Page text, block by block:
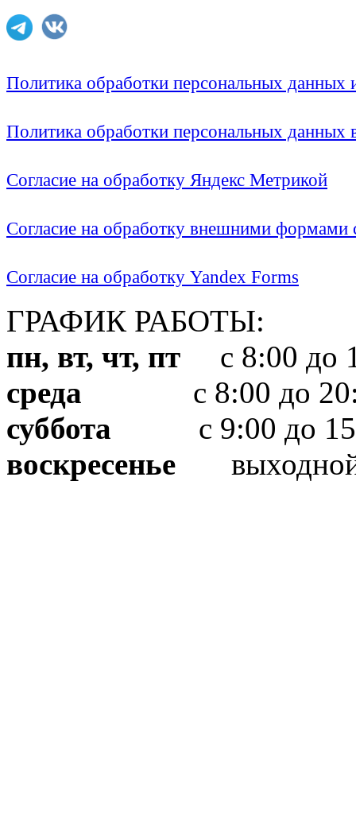
Политика обработки персональных
Политика обработки персональных
Согласие на обработку Яндекс Метрикой
Согласие на обработку внешними формами
Согласие на обработку Yandex Forms
ГРАФИК РАБОТЫ:
пн, вт, чт, пт с 8:00 до
среда с 8:00 до
суббота с 9:00 до
воскресенье